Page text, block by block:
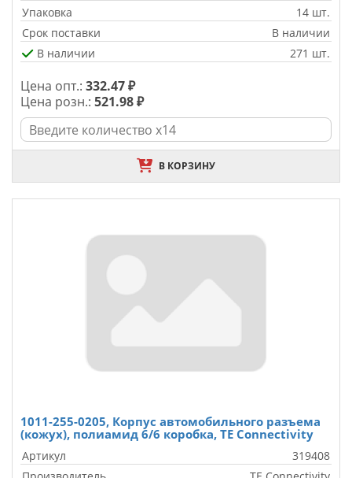
Упаковка
14 шт.
Срок поставки
В наличии
В наличии
271 шт.
Цена опт.: 332.47 ₽
Цена розн.: 521.98 ₽
В КОРЗИНУ
1011-255-0205, Корпус автомобильного разъема
(кожух), полиамид 6/6 коробка, TE Connectivity
Артикул
319408